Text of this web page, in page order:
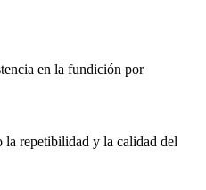
en la fundición por
la repetibilidad y la calidad del